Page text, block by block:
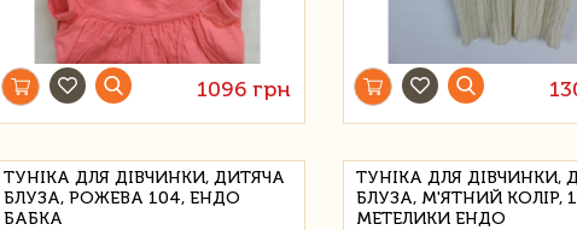
1096 грн
ТУНІКА ДЛЯ ДІВЧИНКИ, ДИТЯЧА
БЛУЗА, РОЖЕВА 104, ЕНДО
БАБКА
ТУНІКА ДЛЯ ДІВЧИНКИ,
БЛУЗА, М'ЯТНИЙ КОЛІР,
МЕТЕЛИКИ ЕНДО